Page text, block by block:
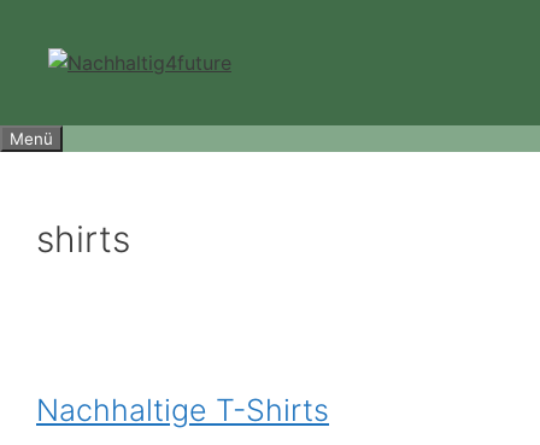
springen
Menü
shirts
Nachhaltige T-Shirts